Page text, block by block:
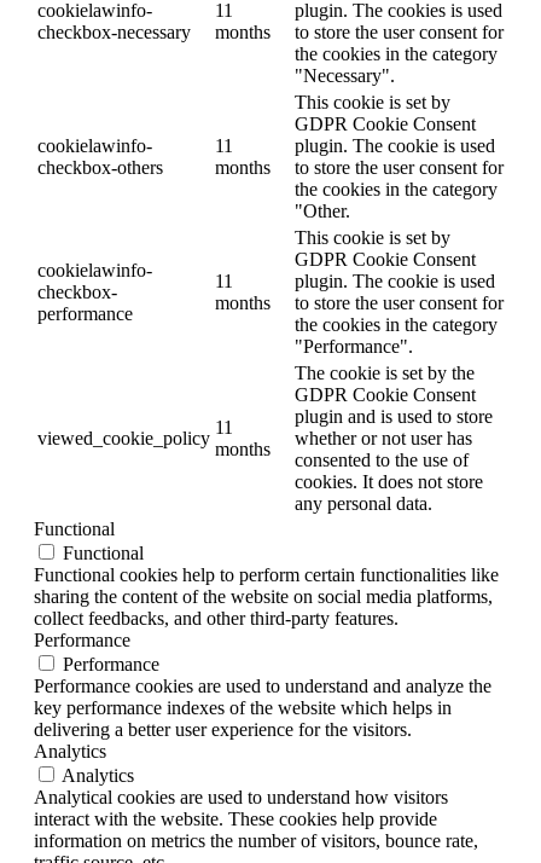
cookielawinfo-
checkbox-necessary
11
months
plugin. The cookies is used
to store the user consent for
the cookies in the category
"Necessary".
cookielawinfo-
checkbox-others
11
months
This cookie is set by
GDPR Cookie Consent
plugin. The cookie is used
to store the user consent for
the cookies in the category
"Other.
cookielawinfo-
checkbox-
performance
11
months
This cookie is set by
GDPR Cookie Consent
plugin. The cookie is used
to store the user consent for
the cookies in the category
"Performance".
viewed_cookie_policy
11
months
The cookie is set by the
GDPR Cookie Consent
plugin and is used to store
whether or not user has
consented to the use of
cookies. It does not store
any personal data.
Functional
Functional
Functional cookies help to perform certain functionalities like
sharing the content of the website on social media platforms,
collect feedbacks, and other third-party features.
Performance
Performance
Performance cookies are used to understand and analyze the
key performance indexes of the website which helps in
delivering a better user experience for the visitors.
Analytics
Analytics
Analytical cookies are used to understand how visitors
interact with the website. These cookies help provide
information on metrics the number of visitors, bounce rate,